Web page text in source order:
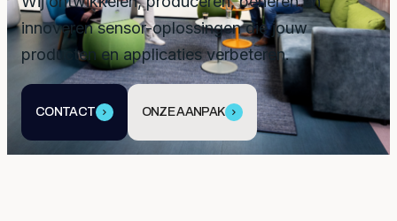
innoveren sensor-oplossingen die jouw
producten en applicaties verbeteren.
CONTACT ONZE AANPAK